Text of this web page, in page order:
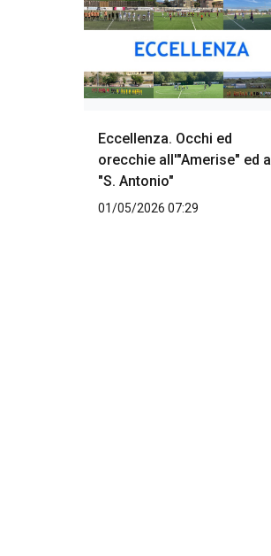
Eccellenza. Occhi ed
orecchie all'"Amerise" ed al
"S. Antonio"
01/05/2026 07:29